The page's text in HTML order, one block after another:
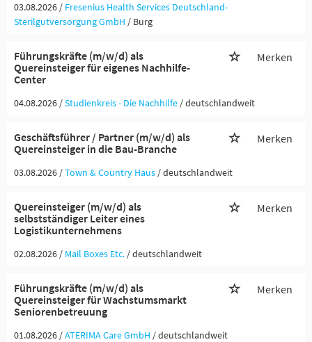
03.08.2026 / Fresenius Health Services Deutschland-
Sterilgutversorgung GmbH / Burg
Führungskräfte (m/w/d) als
Quereinsteiger für eigenes Nachhilfe-
Center
Merken
04.08.2026 /Studienkreis - Die Nachhilfe / deutschlandweit
Geschäftsführer / Partner (m/w/d) als
Quereinsteiger in die Bau-Branche
Merken
03.08.2026 /Town & Country Haus / deutschlandweit
Quereinsteiger (m/w/d) als
selbstständiger Leiter eines
Logistikunternehmens
Merken
02.08.2026 / Mail Boxes Etc. / deutschlandweit
Führungskräfte (m/w/d) als
Quereinsteiger für Wachstumsmarkt
Seniorenbetreuung
Merken
01.08.2026 /ATERIMA Care GmbH / deutschlandweit